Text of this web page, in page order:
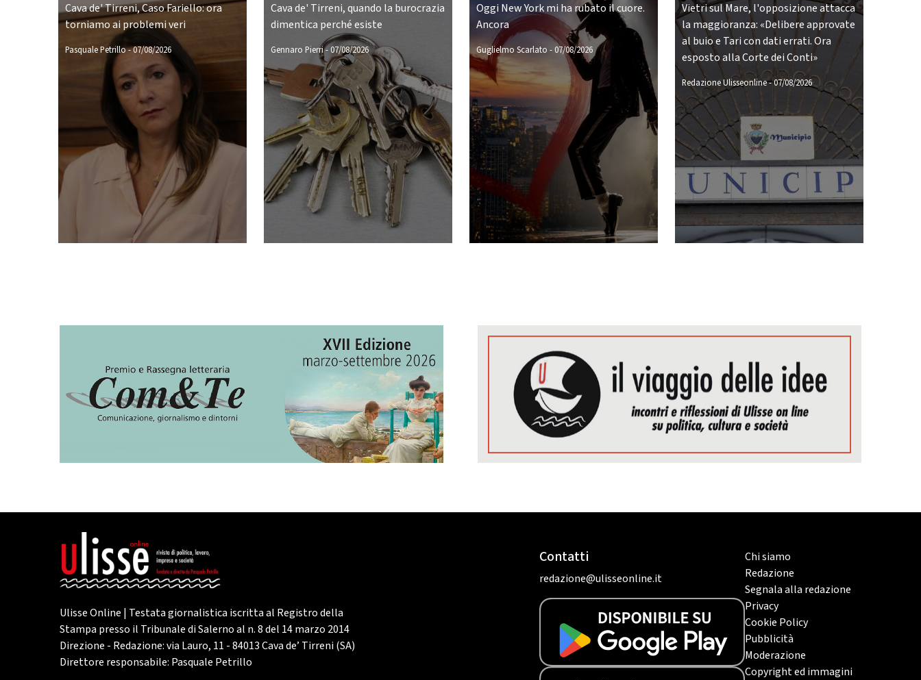
Cava de' Tirreni, Caso Fariello: ora
torniamo ai problemi veri
Pasquale Petrillo-07/08/2026
Cava de' Tirreni, quando la burocrazia
dimentica perché esiste
Gennaro Pierri- 07/08/2026
Oggi New York mi ha rubato il cuore.
Ancora
Guglielmo Scarlato -07/08/2026
Vietri sul Mare, l'opposizione attacca
la maggioranza: «Delibere approvate
al buio e Tari con dati errati. Ora
esposto alla Corte dei Conti»
Redazione Ulisseonline-07/08/2026
Ulisse Online | Testata giornalistica iscritta al Registro della
Stampa presso il Tribunale di Salerno al n. 8 del 14 marzo 2014
Direzione - Redazione: via Lauro, 11 - 84013 Cava de’ Tirreni (SA)
Direttore responsabile: Pasquale Petrillo
Contatti
redazione@ulisseonline.it
Chi siamo
Redazione
Segnala alla redazione
Privacy
Cookie Policy
Pubblicità
Moderazione
Copyright ed immagini